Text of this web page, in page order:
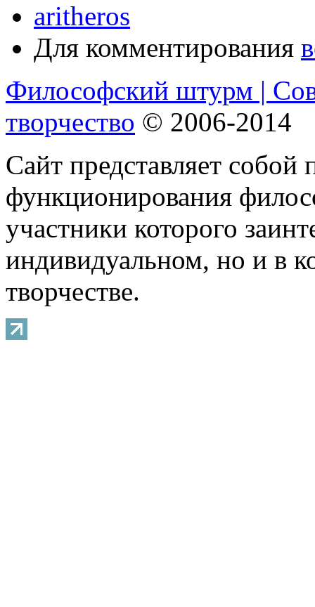
aritheros
Для комментирования
Философский штурм |
творчество © 2006-2014
Сайт представляет собой
функционирования
участники которого
индивидуальном, но и в
творчестве.